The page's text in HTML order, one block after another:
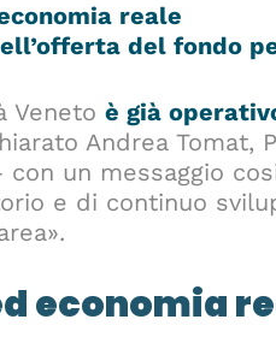
reale
del fondo
Veneto è già
Andrea Tomat,
un messaggio
e di continuo
economia